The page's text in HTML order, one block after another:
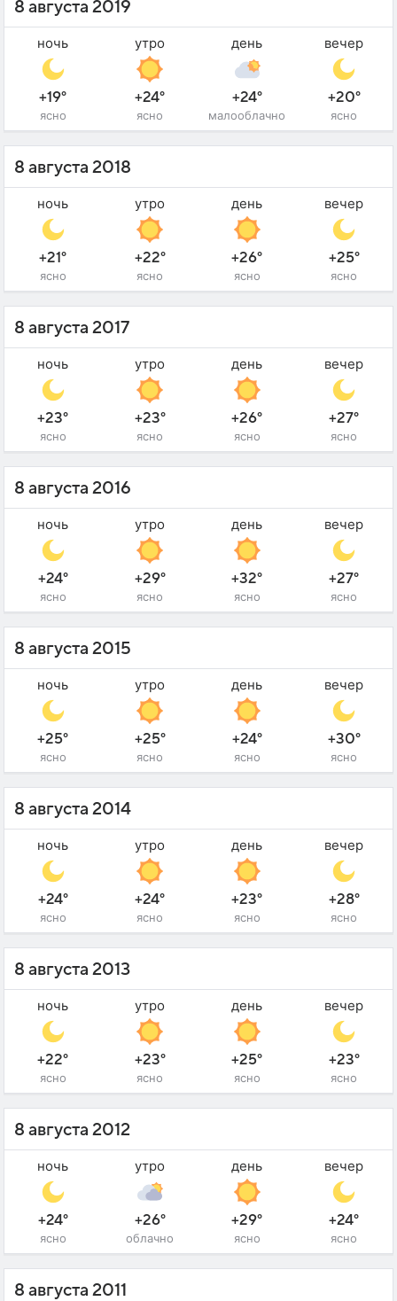
8 августа 2019
ночь
+19°
ясно
утро
+24°
ясно
день
+24°
малооблачно
вечер
+20°
ясно
8 августа 2018
ночь
+21°
ясно
утро
+22°
ясно
день
+26°
ясно
вечер
+25°
ясно
8 августа 2017
ночь
+23°
ясно
утро
+23°
ясно
день
+26°
ясно
вечер
+27°
ясно
8 августа 2016
ночь
+24°
ясно
утро
+29°
ясно
день
+32°
ясно
вечер
+27°
ясно
8 августа 2015
ночь
+25°
ясно
утро
+25°
ясно
день
+24°
ясно
вечер
+30°
ясно
8 августа 2014
ночь
+24°
ясно
утро
+24°
ясно
день
+23°
ясно
вечер
+28°
ясно
8 августа 2013
ночь
+22°
ясно
утро
+23°
ясно
день
+25°
ясно
вечер
+23°
ясно
8 августа 2012
ночь
+24°
ясно
утро
+26°
облачно
день
+29°
ясно
вечер
+24°
ясно
8 августа 2011